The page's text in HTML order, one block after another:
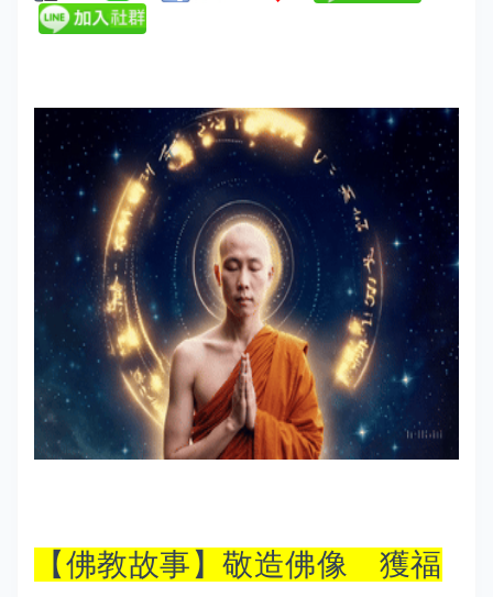
【佛教故事】敬造佛像 獲福